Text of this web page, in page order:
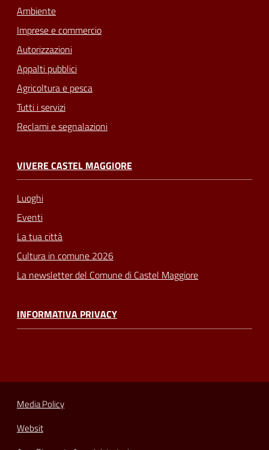
Ambiente
Imprese e commercio
Autorizzazioni
Appalti pubblici
Agricoltura e pesca
Tutti i servizi
Reclami e segnalazioni
VIVERE CASTEL MAGGIORE
Luoghi
Eventi
La tua città
Cultura in comune 2026
La newsletter del Comune di Castel Maggiore
INFORMATIVA PRIVACY
Media Policy
Websit